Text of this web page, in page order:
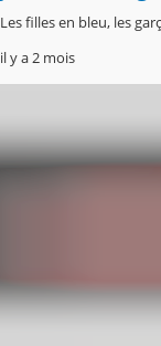
Les filles en bleu, les
il y a 2 mois